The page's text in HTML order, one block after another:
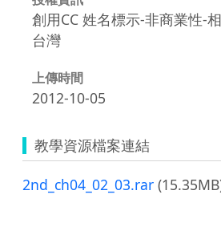
創用CC 姓名標示-非商業性-
台灣
上傳時間
2012-10-05
教學資源檔案連結
2nd_ch04_02_03.rar